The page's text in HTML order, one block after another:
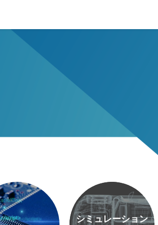
シミュレーション